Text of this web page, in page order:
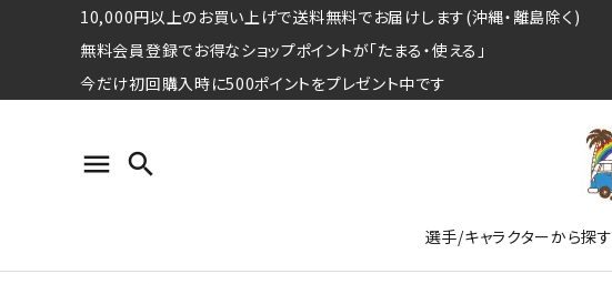
10,000円以上のお買い上げで送料無料でお届けします(沖縄・離島除く)
無料会員登録でお得なショップポイントが「たまる・使える」
今だけ初回購入時に500ポイントをプレゼント中です
menu search
選手/キャラクターから探す